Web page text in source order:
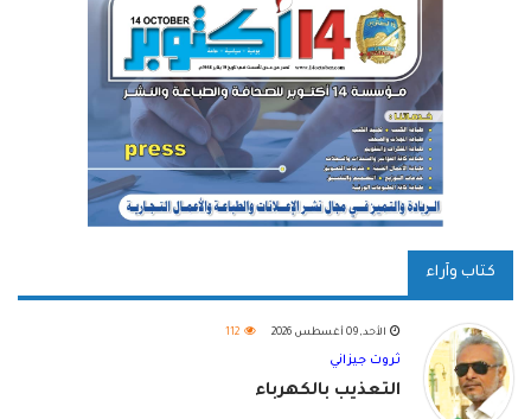
كتاب وآراء
الأحد, 09 أغسطس 2026 112
ثروت جيزاني
التعذيب بالكهرباء